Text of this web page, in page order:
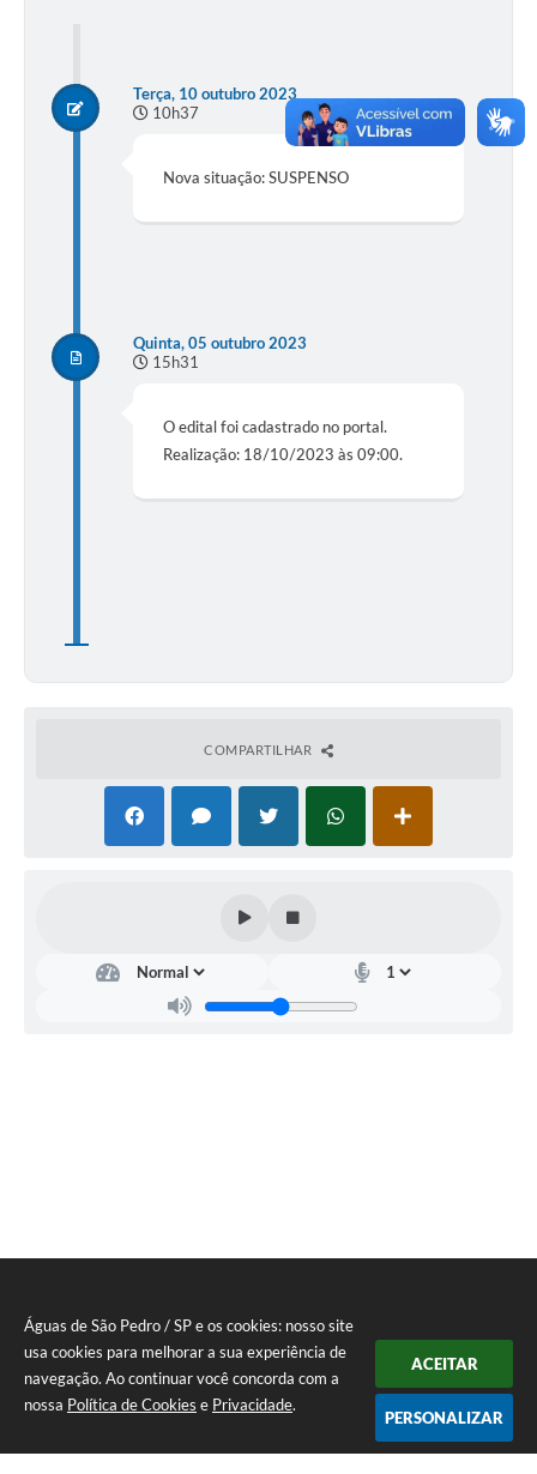
Águas de São Pedro / SP e os cookies: nosso site
usa cookies para melhorar a sua experiência de
navegação. Ao continuar você concorda com a
nossa Política de Cookies e Privacidade.
ACEITAR
PERSONALIZAR
Terça, 10 outubro 2023
10h37
Nova situação: SUSPENSO
Quinta, 05 outubro 2023
15h31
O edital foi cadastrado no portal.
Realização: 18/10/2023 às 09:00.
COMPARTILHAR